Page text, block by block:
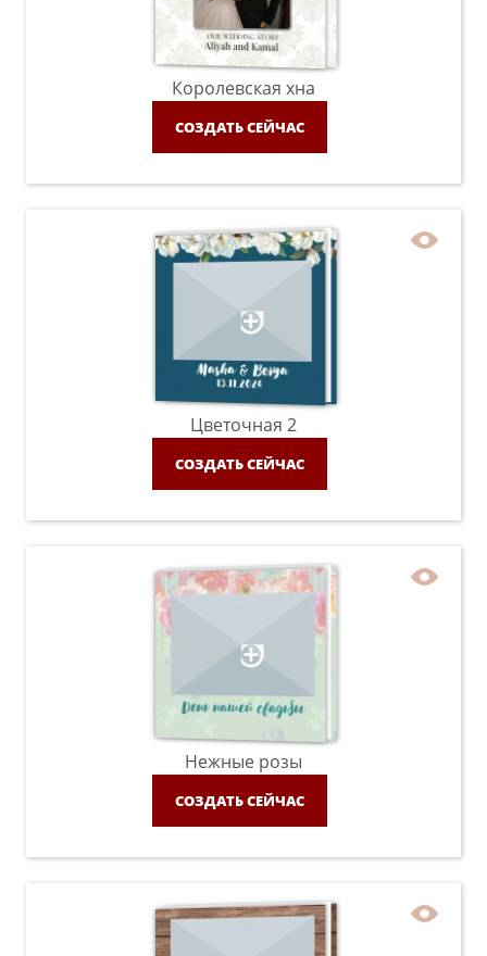
Королевская хна
СОЗДАТЬ СЕЙЧАС
Цветочная 2
СОЗДАТЬ СЕЙЧАС
Нежные розы
СОЗДАТЬ СЕЙЧАС